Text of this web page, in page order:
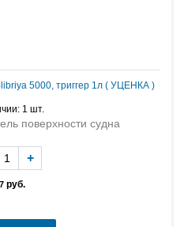
5000, триггер 1л ( УЦЕНКА )
1 шт.
поверхности судна
руб.
+